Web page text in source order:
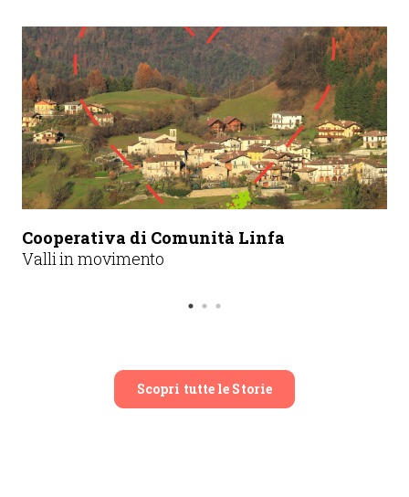
Cooperativa di Comunità Linfa
Valli in movimento
Scopri tutte le Storie